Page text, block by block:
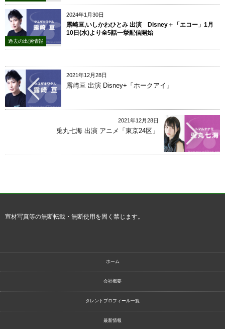
2024年1月30日
過去の出演情報
露崎亘,いしかわひとみ 出演 Disney＋「エコー」1月
10日(水)より全5話一挙配信開始
2021年12月28日
露崎亘 出演 Disney+「ホークアイ」
2021年12月28日
兎丸七海 出演 アニメ「東京24区」
宣材写真等の無断転載・無断使用を固く禁じます。
ホーム
会社概要
タレントプロフィール一覧
最新情報